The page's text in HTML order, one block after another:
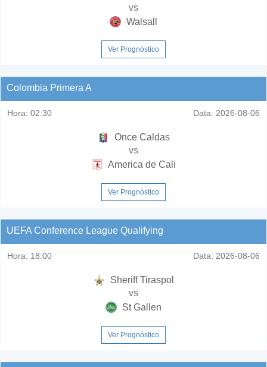
vs
Walsall
Ver Prognóstico
Colombia Primera A
Hora: 02:30 Data: 2026-08-06
Once Caldas
vs
America de Cali
Ver Prognóstico
UEFA Conference League Qualifying
Hora: 18:00 Data: 2026-08-06
Sheriff Tiraspol
vs
St Gallen
Ver Prognóstico